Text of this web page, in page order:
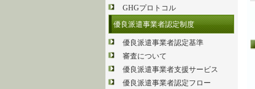
GHGプロトコル
優良派遣事業者認定制度
優良派遣事業者認定基準
審査について
優良派遣事業者支援サービス
優良派遣事業者認定フロー